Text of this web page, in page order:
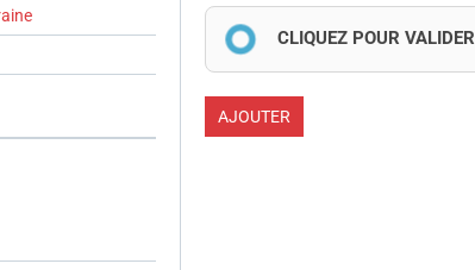
CLIQUEZ POUR VALIDER
AJOUTER